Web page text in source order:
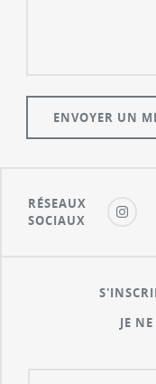
RÉSEAUX
SOCIAUX
JE